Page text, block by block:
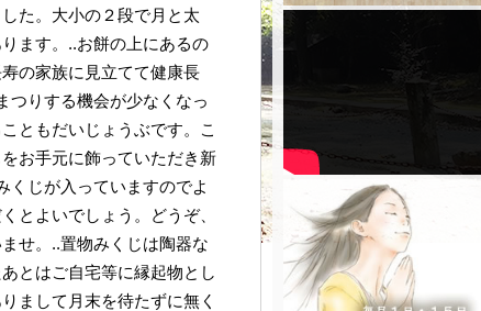
た。大小の２段で月と太
ます。..お餅の上にあるの
の家族に見立てて健康長
つりする機会が少なくなっ
ともだいじょうぶです。こ
お手元に飾っていただき新
くじが入っていますのでよ
とよいでしょう。どうぞ、
せ。..置物みくじは陶器な
とはご自宅等に縁起物とし
して月末を待たずに無く